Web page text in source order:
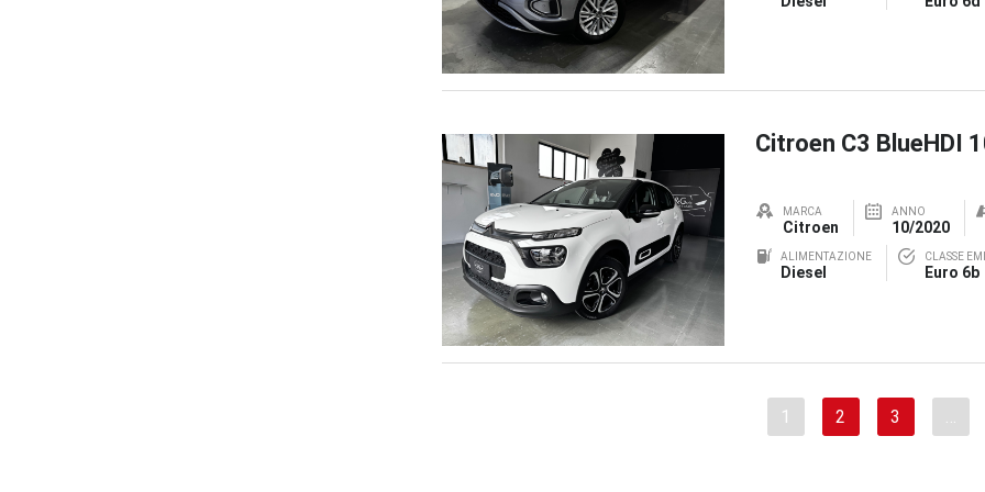
Citroen C3 BlueHDI
MARCA
Citroen
ANNO
10/2020
ALIMENTAZIONE
Diesel
CLASSE
Euro 6b
1 2 3